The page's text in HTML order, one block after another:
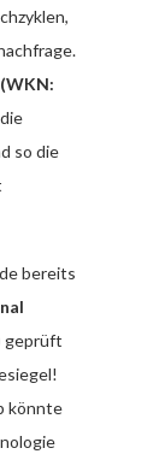
so die
bereits
geprüft
könnte